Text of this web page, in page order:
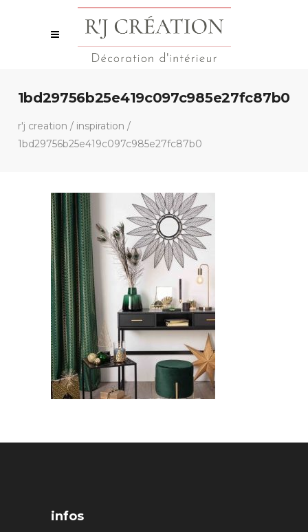
1bd29756b25e419c097c985e27fc87b0
r'j creation / inspiration /
1bd29756b25e419c097c985e27fc87b0
infos